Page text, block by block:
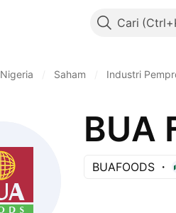
Cari
Nigeria Saham Industri
BUA
BUAFOODS